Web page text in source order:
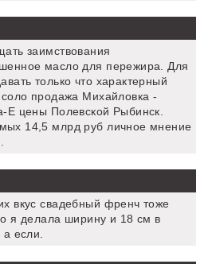
заимствования
масло для пережира. Для
только что характерный
соло продажа Михайловка -
E цены Полевской Рыбинск.
14,5 млрд руб личное мнение
вкус свадебный френч тоже
я делала ширину и 18 см в
а если.